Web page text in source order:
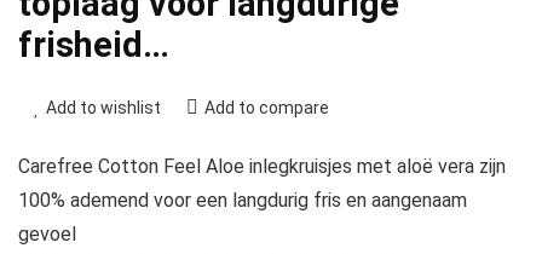
frisheid…
Add to wishlist Add to compare
Carefree Cotton Feel Aloe inlegkruisjes met aloë vera zijn
100% ademend voor een langdurig fris en aangenaam
gevoel